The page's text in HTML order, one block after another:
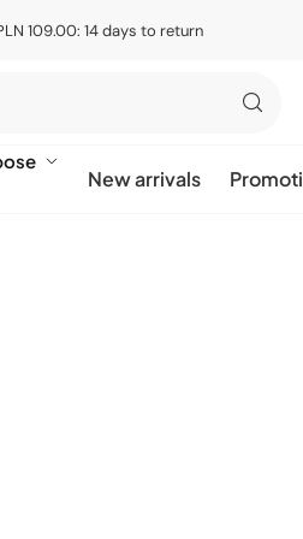
109.00: 14 days to return
New arrivals